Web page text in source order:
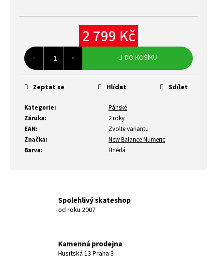
2 799 Kč
Měrná
cena:
DO KOŠÍKU
Kategorie:
Pánské
Záruka:
2 roky
EAN:
Zvolte variantu
Značka:
New Balance Numeric
Barva: Hnědá
Zeptat se Hlídat Sdílet
Spolehlivý skateshop
od roku 2007
Kamenná prodejna
Husitská 13 Praha 3